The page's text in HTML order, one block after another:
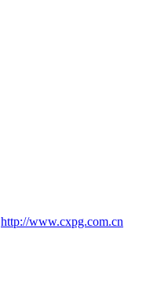
http://www.cxpg.com.cn